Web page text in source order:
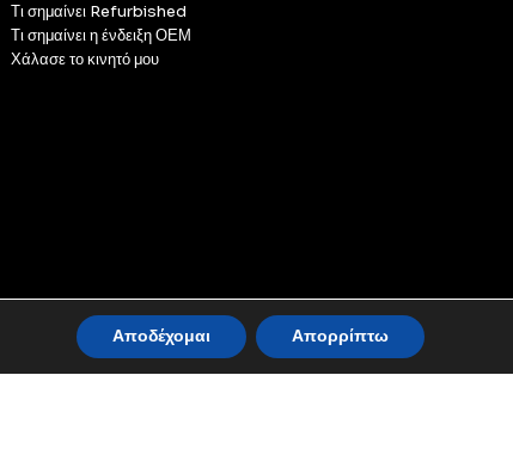
Τι σημαίνει Refurbished
Τι σημαίνει η ένδειξη ΟΕΜ
Χάλασε το κινητό μου
Αποδέχομαι Απορρίπτω